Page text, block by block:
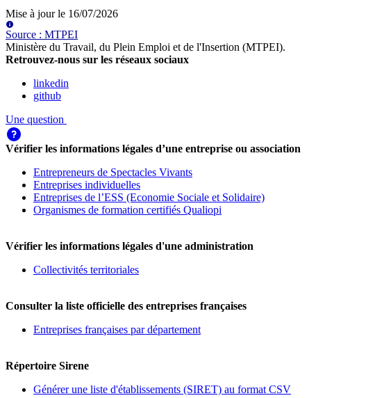
Mise à jour le 16/07/2026
Source : MTPEI
Ministère du Travail, du Plein Emploi et de l'Insertion (MTPEI).
Retrouvez-nous sur les réseaux sociaux
linkedin
github
Une question
Vérifier les informations légales d’une entreprise ou association
Entrepreneurs de Spectacles Vivants
Entreprises individuelles
Entreprises de l’ESS (Economie Sociale et Solidaire)
Organismes de formation certifiés Qualiopi
Vérifier les informations légales d'une administration
Collectivités territoriales
Consulter la liste officielle des entreprises françaises
Entreprises françaises par département
Répertoire Sirene
Générer une liste d'établissements (SIRET) au format CSV